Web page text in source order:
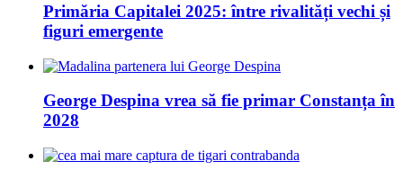
Primăria Capitalei 2025: între rivalități vechi și
figuri emergente
George Despina vrea să fie primar Constanța în
2028